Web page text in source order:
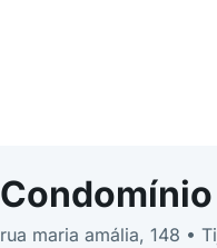
rua maria amália, 148 •